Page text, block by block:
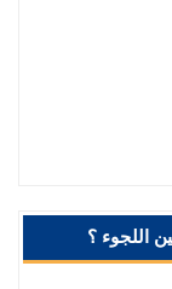
اللجوء ؟